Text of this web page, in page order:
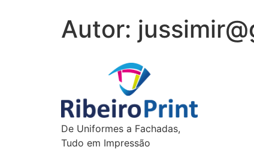
Autor:
De Uniformes a Fachadas,
Tudo em Impressão